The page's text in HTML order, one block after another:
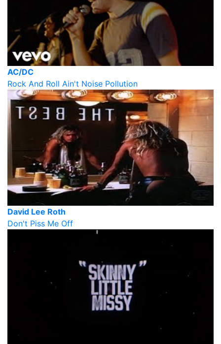
AC/DC
Rock And Roll Ain't Noise Pollution
David Lee Roth
Don't Piss Me Off